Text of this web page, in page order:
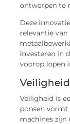
ontwerpen te
Deze
relevantie van
investeren in
voorop lopen
Veiligheid is
ponsen vormt
machines